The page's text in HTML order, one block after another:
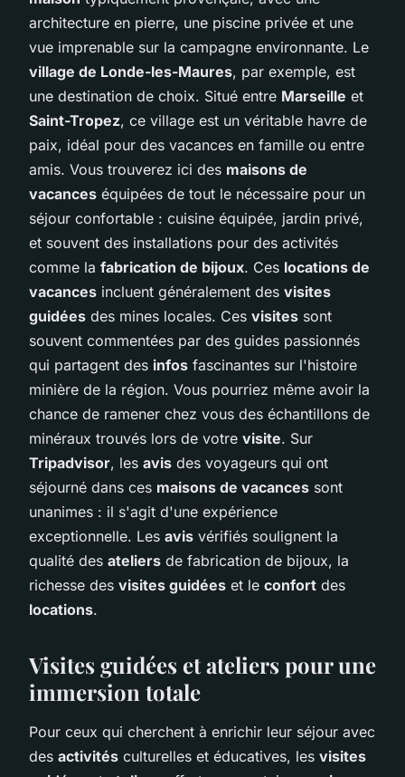
architecture en pierre, une piscine privée et une
vue imprenable sur la campagne environnante. Le
village de Londe-les-Maures, par exemple, est
une destination de choix. Situé entre Marseille et
Saint-Tropez, ce village est un véritable havre de
paix, idéal pour des vacances en famille ou entre
amis. Vous trouverez ici des maisons de
vacances équipées de tout le nécessaire pour un
séjour confortable : cuisine équipée, jardin privé,
et souvent des installations pour des activités
comme la fabrication de bijoux. Ces locations de
vacances incluent généralement des visites
guidées des mines locales. Ces visites sont
souvent commentées par des guides passionnés
qui partagent des infos fascinantes sur l'histoire
minière de la région. Vous pourriez même avoir la
chance de ramener chez vous des échantillons de
minéraux trouvés lors de votre visite. Sur
Tripadvisor, les avis des voyageurs qui ont
séjourné dans ces maisons de vacances sont
unanimes : il s'agit d'une expérience
exceptionnelle. Les avis vérifiés soulignent la
qualité des ateliers de fabrication de bijoux, la
richesse des visites guidées et le confort des
locations.
Visites guidées et ateliers pour une
immersion totale
Pour ceux qui cherchent à enrichir leur séjour avec
des activités culturelles et éducatives, les visites